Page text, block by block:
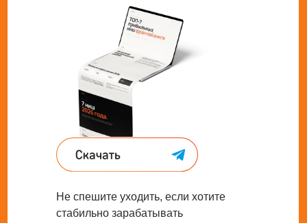
Не спешите уходить, если хотите
стабильно зарабатывать